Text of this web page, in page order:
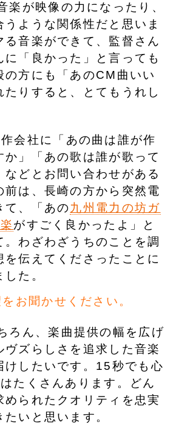
楽が映像の力になったり、
うような関係性だと思いま
る音楽ができて、監督さん
に「良かった」と言っても
の方にも「あのCM曲いい
たりすると、とてもうれし
会社に「あの曲は誰が作
か」「あの歌は誰が歌って
などとお問い合わせがある
前は、長崎の方から突然電
て、「あの九州電力の坊ガ
がすごく良かったよ」と
。わざわざうちのことを調
を伝えてくださったことに
た。
お聞かせください。
ろん、楽曲提供の幅を広げ
ヴズらしさを追求した音楽
けしたいです。15秒でも心
たくさんあります。どん
められたクオリティを忠実
いと思います。